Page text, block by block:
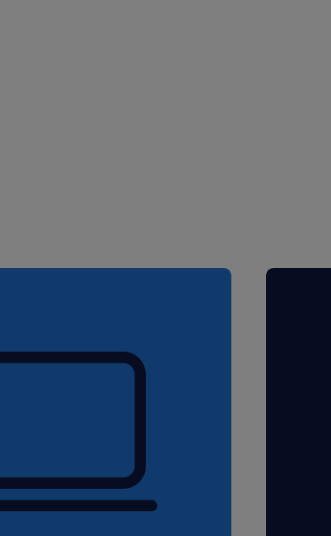
de surintendant civil à Brossard
les différentes façon de postuler sur ce
web Randstad pour découvrir toutes
CV à l'adresse suivante :